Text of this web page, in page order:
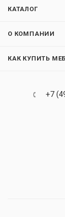
КАТАЛОГ
О КОМПАНИИ
КАК КУПИТЬ
+7